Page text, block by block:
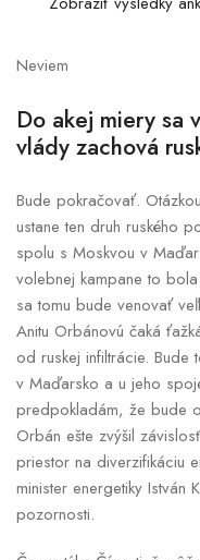
Neviem
Do akej miery sa
vlády zachová
Bude pokračovať.
ustane ten druh ruského
spolu s Moskvou v
volebnej kampane to
sa tomu bude venovať
Anitu Orbánovú čaká
od ruskej infiltrácie. Bude
v Maďarsko a u jeho
predpokladám, že bude
Orbán ešte zvýšil
priestor na diverzifikáciu
minister energetiky István
pozornosti.